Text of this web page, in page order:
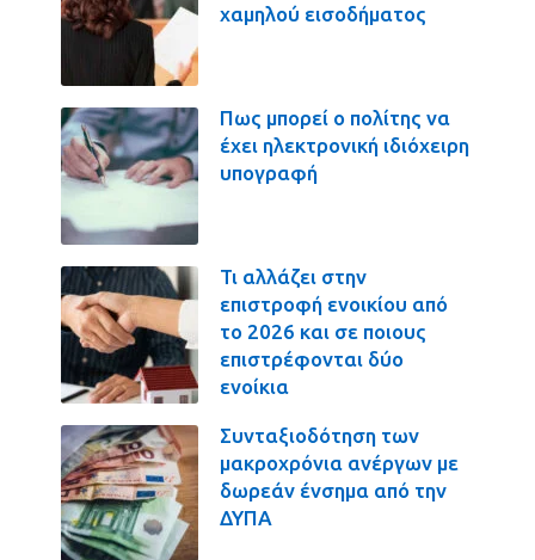
χαμηλού εισοδήματος
Πως μπορεί ο πολίτης να
έχει ηλεκτρονική ιδιόχειρη
υπογραφή
Τι αλλάζει στην
επιστροφή ενοικίου από
το 2026 και σε ποιους
επιστρέφονται δύο
ενοίκια
Συνταξιοδότηση των
μακροχρόνια ανέργων με
δωρεάν ένσημα από την
ΔΥΠΑ